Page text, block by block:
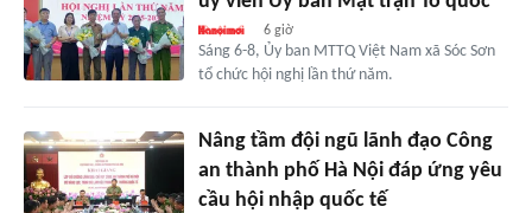
6 giờ
Sáng 6-8, Ủy ban MTTQ Việt Nam xã Sóc Sơn
tổ chức hội nghị lần thứ năm.
Nâng tầm đội ngũ lãnh đạo Công
an thành phố Hà Nội đáp ứng yêu
cầu hội nhập quốc tế